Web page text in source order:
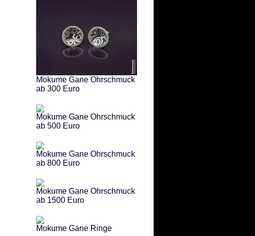
Mokume Gane Ohrschmuck
ab 300 Euro
Mokume Gane Ohrschmuck
ab 500 Euro
Mokume Gane Ohrschmuck
ab 800 Euro
Mokume Gane Ohrschmuck
ab 1500 Euro
Mokume Gane Ringe